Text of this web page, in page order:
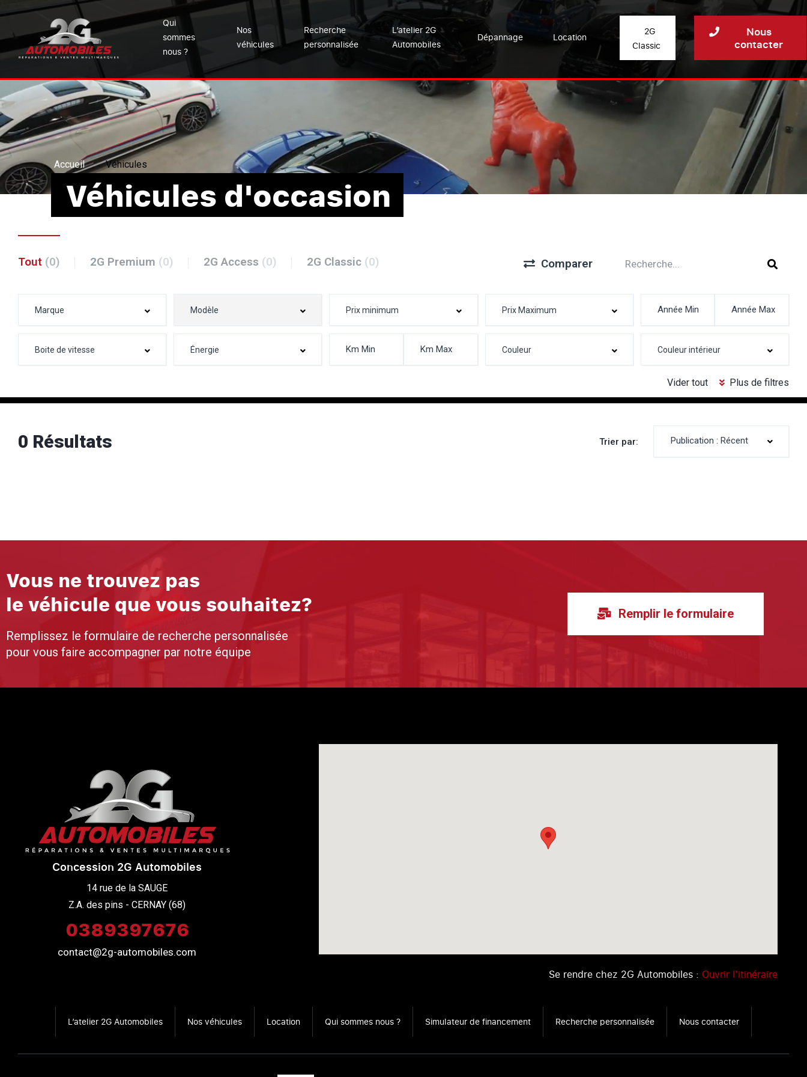
Qui
sommes
nous ?
Nos
véhicules
Recherche
personnalisée
L’atelier 2G
Automobiles
Dépannage Location
2G
Classic
Nous
contacter
Accueil Véhicules
Véhicules d'occasion
Vider tout Plus de filtres
Tout (0) 2G Premium (0) 2G Access (0) 2G Classic (0) Comparer
0 Résultats Trier par: Publication : Récent
Vous ne trouvez pas
le véhicule que vous souhaitez?
Remplissez le formulaire de recherche personnalisée
pour vous faire accompagner par notre équipe
Remplir le formulaire
Concession 2G Automobiles
14 rue de la SAUGE
Z.A. des pins - CERNAY (68)
0389397676
contact@2g-automobiles.com
Se rendre chez 2G Automobiles : Ouvrir l’itinéraire
L’atelier 2G Automobiles Nos véhicules Location Qui sommes nous ? Simulateur de financement Recherche personnalisée Nous contacter